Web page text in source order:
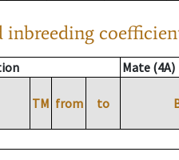
inbreeding
Mate (4A)
TM from to